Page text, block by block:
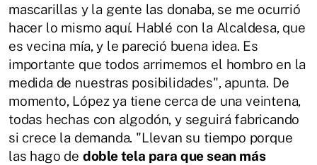
mascarillas y la gente las donaba, se me ocurrió
hacer lo mismo aquí. Hablé con la Alcaldesa, que
es vecina mía, y le pareció buena idea. Es
importante que todos arrimemos el hombro en la
medida de nuestras posibilidades", apunta. De
momento, López ya tiene cerca de una veintena,
todas hechas con algodón, y seguirá fabricando
si crece la demanda. "Llevan su tiempo porque
las hago de doble tela para que sean más